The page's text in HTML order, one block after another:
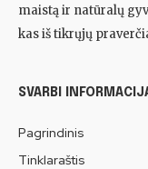
maistą ir natūralų
kas iš tikrųjų
SVARBI
Pagrindinis
Tinklaraštis